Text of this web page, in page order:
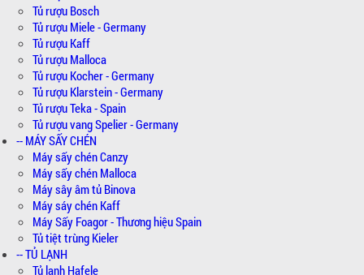
Tủ rượu Bosch
Tủ rượu Miele - Germany
Tủ rượu Kaff
Tủ rượu Malloca
Tủ rượu Kocher - Germany
Tủ rượu Klarstein - Germany
Tủ rượu Teka - Spain
Tủ rượu vang Spelier - Germany
-- MÁY SẤY CHÉN
Máy sấy chén Canzy
Máy sấy chén Malloca
Máy sây âm tủ Binova
Máy sáy chén Kaff
Máy Sấy Foagor - Thương hiệu Spain
Tủ tiệt trùng Kieler
-- TỦ LẠNH
Tủ lạnh Hafele